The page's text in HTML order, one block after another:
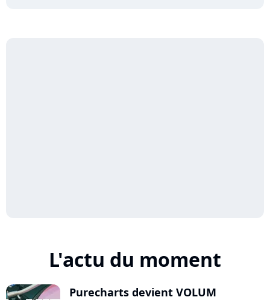
L'actu du moment
Purecharts devient VOLUM